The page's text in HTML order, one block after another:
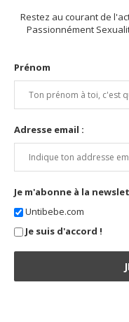
Restez au courant de
Passionnément
Prénom
Adresse email :
Je m'abonne à la
Untibebe.com
Je suis d'accord !